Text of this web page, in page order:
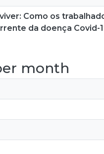
Como os
da doença Covid-
month